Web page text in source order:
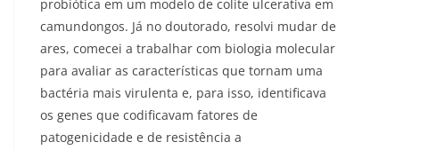
probiótica em um modelo de colite ulcerativa em
camundongos. Já no doutorado, resolvi mudar de
ares, comecei a trabalhar com biologia molecular
para avaliar as características que tornam uma
bactéria mais virulenta e, para isso, identificava
os genes que codificavam fatores de
patogenicidade e de resistência a